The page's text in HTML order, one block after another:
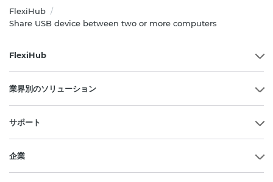
FlexiHub /
Share USB device between two or more computers
FlexiHub
業界別のソリューション
サポート
企業